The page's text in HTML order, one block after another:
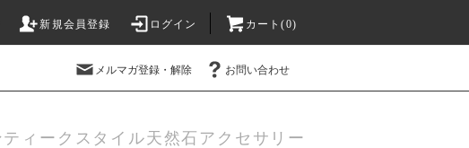
新規会員登録 ログイン カート(0)
メルマガ登録・解除 お問い合わせ
ティークスタイル天然石アクセサリー